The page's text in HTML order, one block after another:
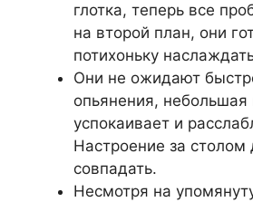
глотка, теперь все
на второй план, они
потихоньку
Они не ожидают
опьянения, небольшая
успокаивает и
Настроение за
совпадать.
Несмотря на